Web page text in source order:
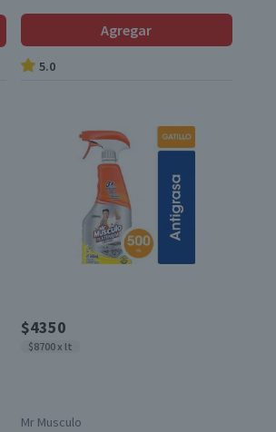
Agregar
5.0
$4350
$8700 x lt
Mr Musculo